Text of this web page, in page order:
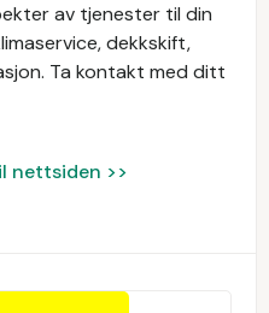
av tjenester til din
dekkskift,
Ta kontakt med ditt
nettsiden >>